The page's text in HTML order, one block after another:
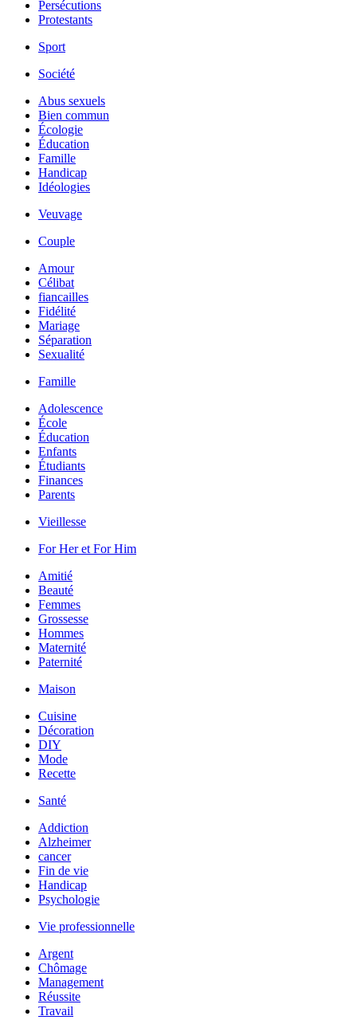
Persécutions
Protestants
Sport
Société
Abus sexuels
Bien commun
Écologie
Éducation
Famille
Handicap
Idéologies
Veuvage
Couple
Amour
Célibat
fiancailles
Fidélité
Mariage
Séparation
Sexualité
Famille
Adolescence
École
Éducation
Enfants
Étudiants
Finances
Parents
Vieillesse
For Her et For Him
Amitié
Beauté
Femmes
Grossesse
Hommes
Maternité
Paternité
Maison
Cuisine
Décoration
DIY
Mode
Recette
Santé
Addiction
Alzheimer
cancer
Fin de vie
Handicap
Psychologie
Vie professionnelle
Argent
Chômage
Management
Réussite
Travail